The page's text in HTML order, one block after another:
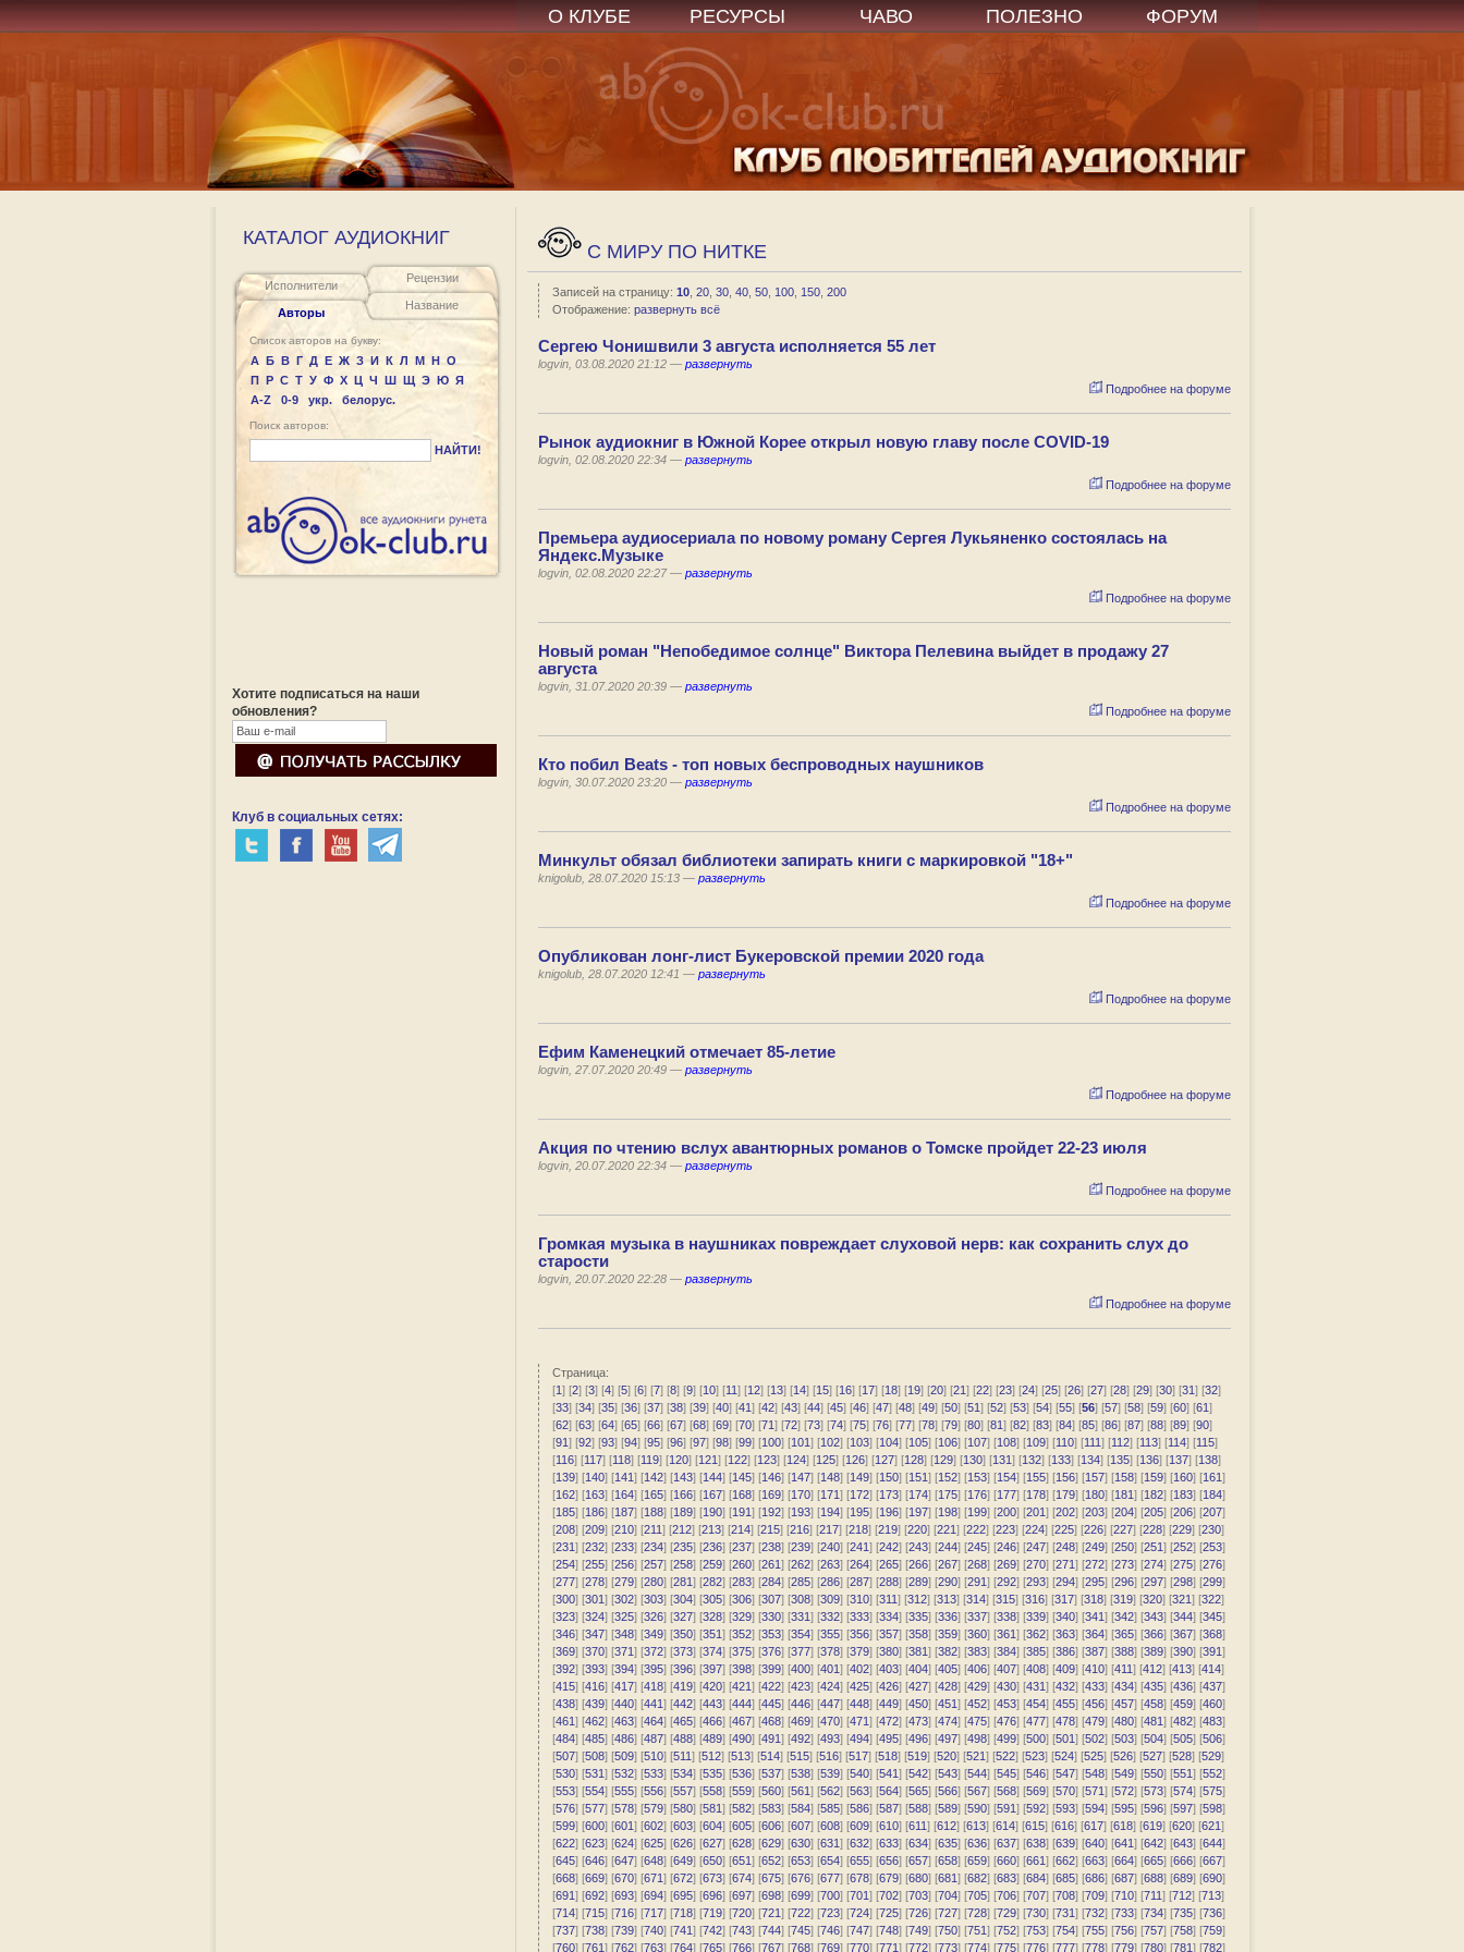
О КЛУБЕ РЕСУРСЫ ЧАВО ПОЛЕЗНО ФОРУМ
КАТАЛОГ АУДИОКНИГ
Исполнители
Авторы
Рецензии
Название
Список авторов на букву:
А Б В Г Д Е Ж З И К Л М Н О
П Р С Т У Ф Х Ц Ч Ш Щ Э Ю Я
A-Z
0-9 укр. белорус.
Поиск авторов:
НАЙТИ!
Хотите подписаться на наши
обновления?
Клуб в социальных сетях:
C МИРУ ПО НИТКЕ
Записей на страницу: 10, 20, 30, 40, 50, 100, 150, 200
Отображение: развернуть всё
Сергею Чонишвили 3 августа исполняется 55 лет
logvin, 03.08.2020 21:12 — развернуть
Подробнее на форуме
Рынок аудиокниг в Южной Корее открыл новую главу после COVID-19
logvin, 02.08.2020 22:34 — развернуть
Подробнее на форуме
Премьера аудиосериала по новому роману Сергея Лукьяненко состоялась на
Яндекс.Музыке
logvin, 02.08.2020 22:27 — развернуть
Подробнее на форуме
Новый роман "Непобедимое солнце" Виктора Пелевина выйдет в продажу 27
августа
logvin, 31.07.2020 20:39 — развернуть
Подробнее на форуме
Кто побил Beats - топ новых беспроводных наушников
logvin, 30.07.2020 23:20 — развернуть
Подробнее на форуме
Минкульт обязал библиотеки запирать книги с маркировкой "18+"
knigolub, 28.07.2020 15:13 — развернуть
Подробнее на форуме
Опубликован лонг-лист Букеровской премии 2020 года
knigolub, 28.07.2020 12:41 — развернуть
Подробнее на форуме
Ефим Каменецкий отмечает 85-летие
logvin, 27.07.2020 20:49 — развернуть
Подробнее на форуме
Акция по чтению вслух авантюрных романов о Томске пройдет 22-23 июля
logvin, 20.07.2020 22:34 — развернуть
Подробнее на форуме
Громкая музыка в наушниках повреждает слуховой нерв: как сохранить слух до
старости
logvin, 20.07.2020 22:28 — развернуть
Подробнее на форуме
Страница:
[1] [2] [3] [4] [5] [6] [7] [8] [9] [10] [11] [12] [13] [14] [15] [16] [17] [18] [19] [20] [21] [22] [23] [24] [25] [26] [27] [28] [29] [30] [31] [32]
[33] [34] [35] [36] [37] [38] [39] [40] [41] [42] [43] [44] [45] [46] [47] [48] [49] [50] [51] [52] [53] [54] [55] [56] [57] [58] [59] [60] [61]
[62] [63] [64] [65] [66] [67] [68] [69] [70] [71] [72] [73] [74] [75] [76] [77] [78] [79] [80] [81] [82] [83] [84] [85] [86] [87] [88] [89] [90]
[91] [92] [93] [94] [95] [96] [97] [98] [99] [100] [101] [102] [103] [104] [105] [106] [107] [108] [109] [110] [111] [112] [113] [114] [115]
[116] [117] [118] [119] [120] [121] [122] [123] [124] [125] [126] [127] [128] [129] [130] [131] [132] [133] [134] [135] [136] [137] [138]
[139] [140] [141] [142] [143] [144] [145] [146] [147] [148] [149] [150] [151] [152] [153] [154] [155] [156] [157] [158] [159] [160] [161]
[162] [163] [164] [165] [166] [167] [168] [169] [170] [171] [172] [173] [174] [175] [176] [177] [178] [179] [180] [181] [182] [183] [184]
[185] [186] [187] [188] [189] [190] [191] [192] [193] [194] [195] [196] [197] [198] [199] [200] [201] [202] [203] [204] [205] [206] [207]
[208] [209] [210] [211] [212] [213] [214] [215] [216] [217] [218] [219] [220] [221] [222] [223] [224] [225] [226] [227] [228] [229] [230]
[231] [232] [233] [234] [235] [236] [237] [238] [239] [240] [241] [242] [243] [244] [245] [246] [247] [248] [249] [250] [251] [252] [253]
[254] [255] [256] [257] [258] [259] [260] [261] [262] [263] [264] [265] [266] [267] [268] [269] [270] [271] [272] [273] [274] [275] [276]
[277] [278] [279] [280] [281] [282] [283] [284] [285] [286] [287] [288] [289] [290] [291] [292] [293] [294] [295] [296] [297] [298] [299]
[300] [301] [302] [303] [304] [305] [306] [307] [308] [309] [310] [311] [312] [313] [314] [315] [316] [317] [318] [319] [320] [321] [322]
[323] [324] [325] [326] [327] [328] [329] [330] [331] [332] [333] [334] [335] [336] [337] [338] [339] [340] [341] [342] [343] [344] [345]
[346] [347] [348] [349] [350] [351] [352] [353] [354] [355] [356] [357] [358] [359] [360] [361] [362] [363] [364] [365] [366] [367] [368]
[369] [370] [371] [372] [373] [374] [375] [376] [377] [378] [379] [380] [381] [382] [383] [384] [385] [386] [387] [388] [389] [390] [391]
[392] [393] [394] [395] [396] [397] [398] [399] [400] [401] [402] [403] [404] [405] [406] [407] [408] [409] [410] [411] [412] [413] [414]
[415] [416] [417] [418] [419] [420] [421] [422] [423] [424] [425] [426] [427] [428] [429] [430] [431] [432] [433] [434] [435] [436] [437]
[438] [439] [440] [441] [442] [443] [444] [445] [446] [447] [448] [449] [450] [451] [452] [453] [454] [455] [456] [457] [458] [459] [460]
[461] [462] [463] [464] [465] [466] [467] [468] [469] [470] [471] [472] [473] [474] [475] [476] [477] [478] [479] [480] [481] [482] [483]
[484] [485] [486] [487] [488] [489] [490] [491] [492] [493] [494] [495] [496] [497] [498] [499] [500] [501] [502] [503] [504] [505] [506]
[507] [508] [509] [510] [511] [512] [513] [514] [515] [516] [517] [518] [519] [520] [521] [522] [523] [524] [525] [526] [527] [528] [529]
[530] [531] [532] [533] [534] [535] [536] [537] [538] [539] [540] [541] [542] [543] [544] [545] [546] [547] [548] [549] [550] [551] [552]
[553] [554] [555] [556] [557] [558] [559] [560] [561] [562] [563] [564] [565] [566] [567] [568] [569] [570] [571] [572] [573] [574] [575]
[576] [577] [578] [579] [580] [581] [582] [583] [584] [585] [586] [587] [588] [589] [590] [591] [592] [593] [594] [595] [596] [597] [598]
[599] [600] [601] [602] [603] [604] [605] [606] [607] [608] [609] [610] [611] [612] [613] [614] [615] [616] [617] [618] [619] [620] [621]
[622] [623] [624] [625] [626] [627] [628] [629] [630] [631] [632] [633] [634] [635] [636] [637] [638] [639] [640] [641] [642] [643] [644]
[645] [646] [647] [648] [649] [650] [651] [652] [653] [654] [655] [656] [657] [658] [659] [660] [661] [662] [663] [664] [665] [666] [667]
[668] [669] [670] [671] [672] [673] [674] [675] [676] [677] [678] [679] [680] [681] [682] [683] [684] [685] [686] [687] [688] [689] [690]
[691] [692] [693] [694] [695] [696] [697] [698] [699] [700] [701] [702] [703] [704] [705] [706] [707] [708] [709] [710] [711] [712] [713]
[714] [715] [716] [717] [718] [719] [720] [721] [722] [723] [724] [725] [726] [727] [728] [729] [730] [731] [732] [733] [734] [735] [736]
[737] [738] [739] [740] [741] [742] [743] [744] [745] [746] [747] [748] [749] [750] [751] [752] [753] [754] [755] [756] [757] [758] [759]
[760] [761] [762] [763] [764] [765] [766] [767] [768] [769] [770] [771] [772] [773] [774] [775] [776] [777] [778] [779] [780] [781] [782]